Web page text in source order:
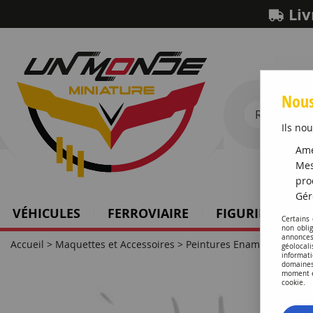
VÉHICULES FERROVIAIRE FIGURINES
Accueil > Maquettes et Accessoires > Peintures Enamel
Ils
Certains
non
moment
cookie.